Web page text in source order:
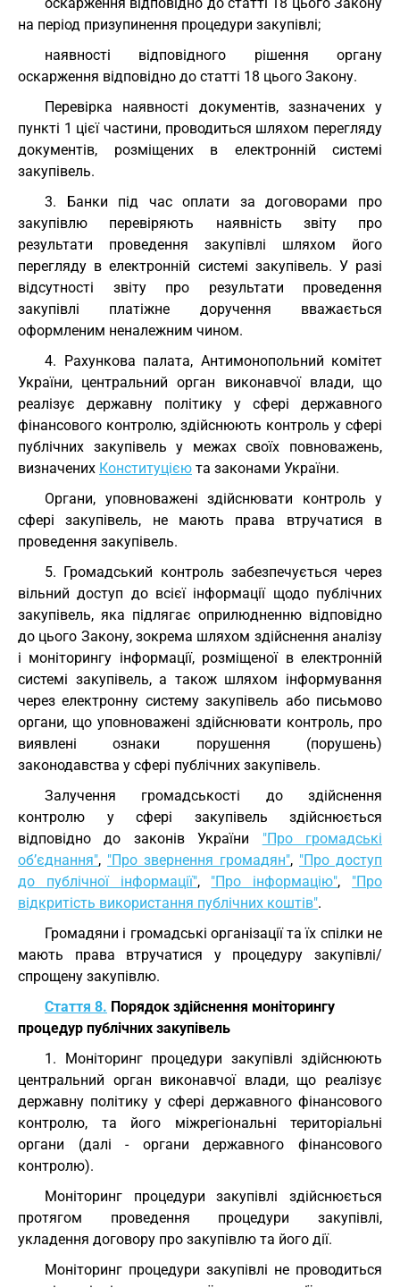
на період призупинення процедури закупівлі;
наявності відповідного рішення органу
оскарження відповідно до статті 18 цього Закону.
Перевірка наявності документів, зазначених у
пункті 1 цієї частини, проводиться шляхом перегляду
документів, розміщених в електронній системі
закупівель.
3. Банки під час оплати за договорами про
закупівлю перевіряють наявність звіту про
результати проведення закупівлі шляхом його
перегляду в електронній системі закупівель. У разі
відсутності звіту про результати проведення
закупівлі платіжне доручення вважається
оформленим неналежним чином.
4. Рахункова палата, Антимонопольний комітет
України, центральний орган виконавчої влади, що
реалізує державну політику у сфері державного
фінансового контролю, здійснюють контроль у сфері
публічних закупівель у межах своїх повноважень,
визначених Конституцією та законами України.
Органи, уповноважені здійснювати контроль у
сфері закупівель, не мають права втручатися в
проведення закупівель.
5. Громадський контроль забезпечується через
вільний доступ до всієї інформації щодо публічних
закупівель, яка підлягає оприлюдненню відповідно
до цього Закону, зокрема шляхом здійснення аналізу
і моніторингу інформації, розміщеної в електронній
системі закупівель, а також шляхом інформування
через електронну систему закупівель або письмово
органи, що уповноважені здійснювати контроль, про
виявлені ознаки порушення (порушень)
законодавства у сфері публічних закупівель.
Залучення громадськості до здійснення
контролю у сфері закупівель здійснюється
відповідно до законів України "Про громадські
об’єднання", "Про звернення громадян", "Про доступ
до публічної інформації", "Про інформацію", "Про
відкритість використання публічних коштів".
Громадяни і громадські організації та їх спілки не
мають права втручатися у процедуру закупівлі/
спрощену закупівлю.
Стаття 8. Порядок здійснення моніторингу
процедур публічних закупівель
1. Моніторинг процедури закупівлі здійснюють
центральний орган виконавчої влади, що реалізує
державну політику у сфері державного фінансового
контролю, та його міжрегіональні територіальні
органи (далі - органи державного фінансового
контролю).
Моніторинг процедури закупівлі здійснюється
протягом проведення процедури закупівлі,
укладення договору про закупівлю та його дії.
Моніторинг процедури закупівлі не проводиться